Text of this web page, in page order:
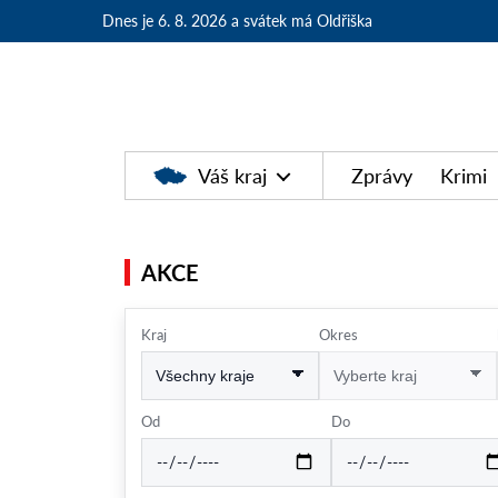
Dnes je 6. 8. 2026 a svátek má Oldřiška
Váš kraj Zprávy Krimi
AKCE
Kraj Okres
Od Do